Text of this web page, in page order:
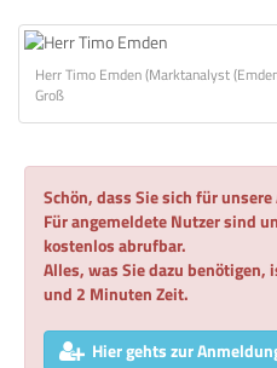
Herr Timo Emden (Marktanalyst
Groß
Schön, dass Sie sich für
Für angemeldete Nutzer sind
kostenlos abrufbar.
Alles, was Sie dazu
und 2 Minuten Zeit.
Hier gehts zur